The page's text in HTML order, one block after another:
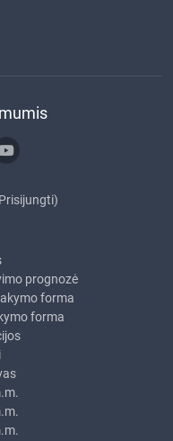
Prisijungti)
prognozė
forma
forma